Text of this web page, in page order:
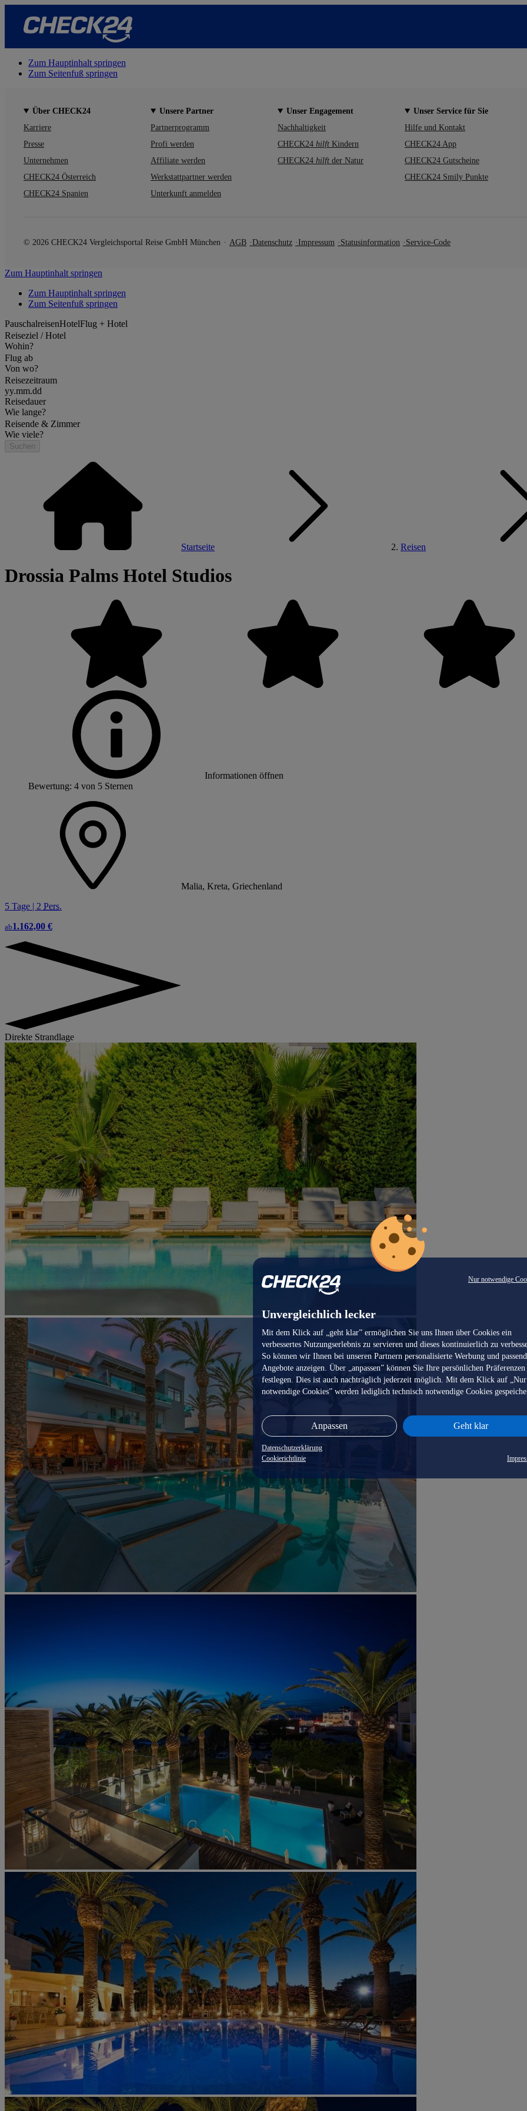
Nur notwendige
Unvergleichlich lecker
Mit dem Klick auf „geht klar” ermöglichen Sie uns Ihnen über Cookies ein
verbessertes Nutzungserlebnis zu servieren und dieses kontinuierlich zu
So können wir Ihnen bei unseren Partnern personalisierte Werbung und
Angebote anzeigen. Über „anpassen” können Sie Ihre persönlichen Präferenzen
festlegen. Dies ist auch nachträglich jederzeit möglich. Mit dem Klick auf „Nur
notwendige Cookies” werden lediglich technisch notwendige Cookies
Anpassen Geht klar
Datenschutzerklärung
Cookierichtlinie
Zum Hauptinhalt springen
Zum Seitenfuß springen
Über CHECK24
Karriere
Presse
Unternehmen
CHECK24 Österreich
CHECK24 Spanien
Unsere Partner
Partnerprogramm
Profi werden
Affiliate werden
Werkstattpartner werden
Unterkunft anmelden
Unser Engagement
Nachhaltigkeit
CHECK24 hilft Kindern
CHECK24 hilft der Natur
Unser Service für Sie
Hilfe und Kontakt
CHECK24 App
CHECK24 Gutscheine
CHECK24 Smily Punkte
© 2026 CHECK24 Vergleichsportal Reise GmbH München AGB Datenschutz Impressum Statusinformation Service-Code
Zum Hauptinhalt springen
Zum Hauptinhalt springen
Zum Seitenfuß springen
PauschalreisenHotelFlug + Hotel
Reiseziel / Hotel
Wohin?
Flug ab
Von wo?
Reisezeitraum
yy.mm.dd
Reisedauer
Wie lange?
Reisende & Zimmer
Wie viele?
Suchen
Startseite Reisen
Drossia Palms Hotel Studios
Informationen öffnen
Bewertung: 4 von 5 Sternen
Malia, Kreta, Griechenland
5 Tage | 2 Pers.
ab1.162,00 €
Direkte Strandlage